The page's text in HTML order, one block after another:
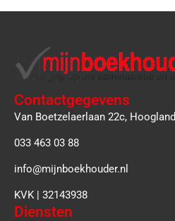
Contactgegevens
Van Boetzelaerlaan 22c, Hoogland
033 463 03 88
info@mijnboekhouder.nl
KVK | 32143938
Diensten